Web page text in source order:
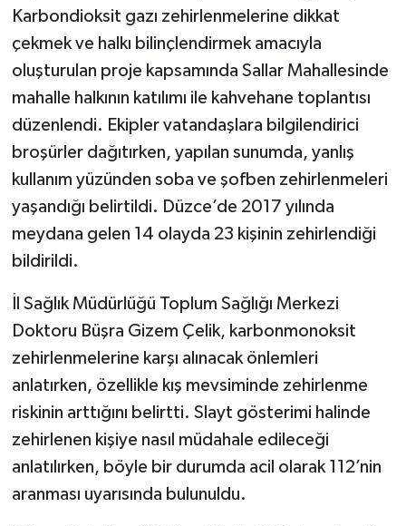
Karbondioksit gazı zehirlenmelerine dikkat
çekmek ve halkı bilinçlendirmek amacıyla
oluşturulan proje kapsamında Sallar Mahallesinde
mahalle halkının katılımı ile kahvehane toplantısı
düzenlendi. Ekipler vatandaşlara bilgilendirici
broşürler dağıtırken, yapılan sunumda, yanlış
kullanım yüzünden soba ve şofben zehirlenmeleri
yaşandığı belirtildi. Düzce’de 2017 yılında
meydana gelen 14 olayda 23 kişinin zehirlendiği
bildirildi.
İl Sağlık Müdürlüğü Toplum Sağlığı Merkezi
Doktoru Büşra Gizem Çelik, karbonmonoksit
zehirlenmelerine karşı alınacak önlemleri
anlatırken, özellikle kış mevsiminde zehirlenme
riskinin arttığını belirtti. Slayt gösterimi halinde
zehirlenen kişiye nasıl müdahale edileceği
anlatılırken, böyle bir durumda acil olarak 112’nin
aranması uyarısında bulunuldu.